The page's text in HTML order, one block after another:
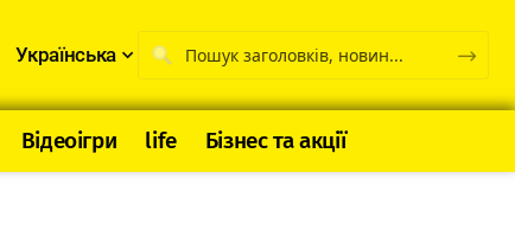
Українська
Відеоігри life Бізнес та акції